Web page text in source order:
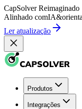
CapSolver Reimaginado
Alinhado comIA&
Ler atualização
Produtos
Integrações